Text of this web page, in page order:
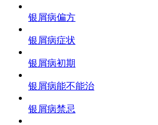
银屑病偏方
银屑病症状
银屑病初期
银屑病能不能治
银屑病禁忌